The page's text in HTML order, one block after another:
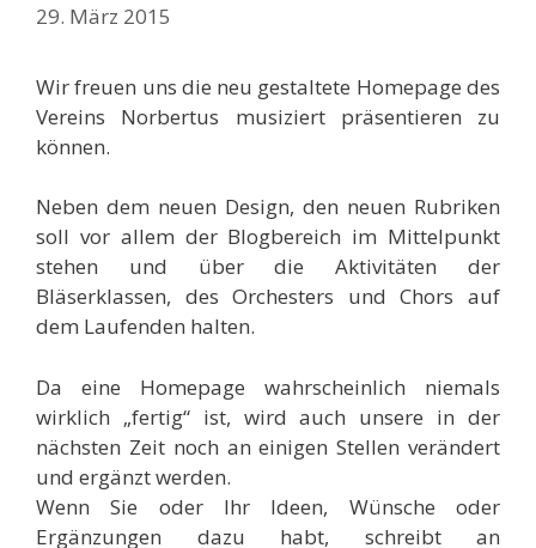
29. März 2015
Wir freuen uns die neu gestaltete Homepage des
Vereins Norbertus musiziert präsentieren zu
können.
Neben dem neuen Design, den neuen Rubriken
soll vor allem der Blogbereich im Mittelpunkt
stehen und über die Aktivitäten der
Bläserklassen, des Orchesters und Chors auf
dem Laufenden halten.
Da eine Homepage wahrscheinlich niemals
wirklich „fertig“ ist, wird auch unsere in der
nächsten Zeit noch an einigen Stellen verändert
und ergänzt werden.
Wenn Sie oder Ihr Ideen, Wünsche oder
Ergänzungen dazu habt, schreibt an